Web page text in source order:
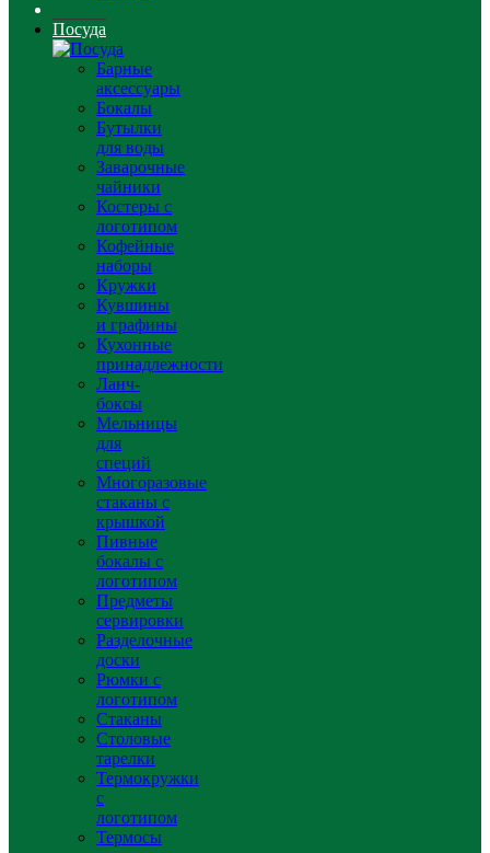
Посуда
Барные
аксессуары
Бокалы
Бутылки
для воды
Заварочные
чайники
Костеры с
логотипом
Кофейные
наборы
Кружки
Кувшины
и графины
Кухонные
принадлежности
Ланч-
боксы
Мельницы
для
специй
Многоразовые
стаканы с
крышкой
Пивные
бокалы с
логотипом
Предметы
сервировки
Разделочные
доски
Рюмки с
логотипом
Стаканы
Столовые
тарелки
Термокружки
с
логотипом
Термосы